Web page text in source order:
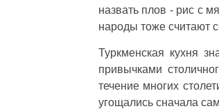
назвать плов - рис с
народы тоже считают
Туркменская кухня
привычками
течение многих
угощались сначала